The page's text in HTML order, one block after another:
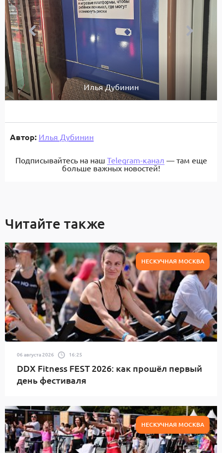
Илья Дубинин
Автор: Илья Дубинин
Подписывайтесь на наш Telegram-канал — там еще
больше важных новостей!
Читайте также
НЕСКУЧНАЯ МОСКВА
06 августа 2026 16:25
DDX Fitness FEST 2026: как прошёл первый
день фестиваля
НЕСКУЧНАЯ МОСКВА